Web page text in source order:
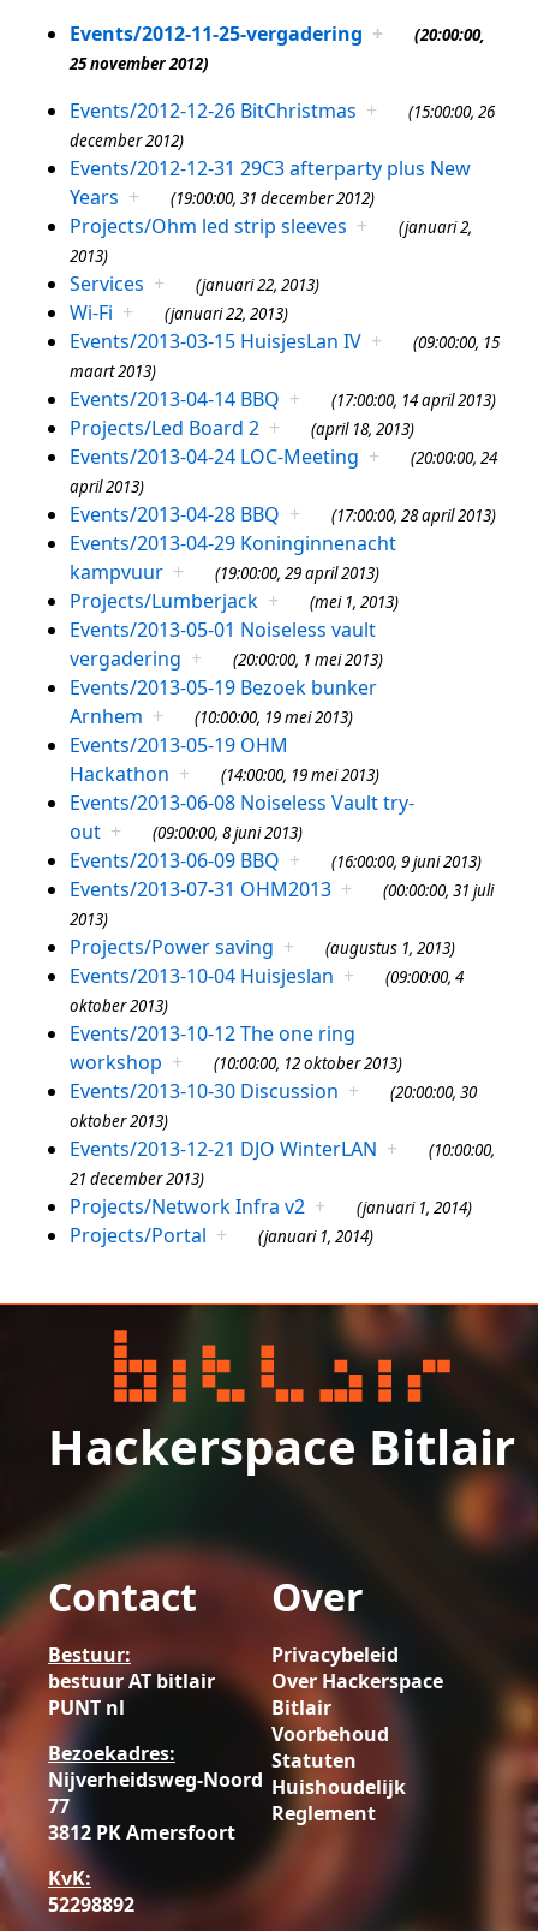
Events/2012-11-25-vergadering +
(20:00:00,
25 november 2012)
Events/2012-12-26 BitChristmas +
(15:00:00, 26
december 2012)
Events/2012-12-31 29C3 afterparty plus New
Years + (19:00:00, 31 december 2012)
Projects/Ohm led strip sleeves +
(januari 2,
2013)
Services + (januari 22, 2013)
Wi-Fi + (januari 22, 2013)
Events/2013-03-15 HuisjesLan IV +
(09:00:00, 15
maart 2013)
Events/2013-04-14 BBQ + (17:00:00, 14 april 2013)
Projects/Led Board 2 + (april 18, 2013)
Events/2013-04-24 LOC-Meeting +
(20:00:00, 24
april 2013)
Events/2013-04-28 BBQ + (17:00:00, 28 april 2013)
Events/2013-04-29 Koninginnenacht
kampvuur + (19:00:00, 29 april 2013)
Projects/Lumberjack + (mei 1, 2013)
Events/2013-05-01 Noiseless vault
vergadering + (20:00:00, 1 mei 2013)
Events/2013-05-19 Bezoek bunker
Arnhem + (10:00:00, 19 mei 2013)
Events/2013-05-19 OHM
Hackathon + (14:00:00, 19 mei 2013)
Events/2013-06-08 Noiseless Vault try-
out + (09:00:00, 8 juni 2013)
Events/2013-06-09 BBQ + (16:00:00, 9 juni 2013)
Events/2013-07-31 OHM2013 +
(00:00:00, 31 juli
2013)
Projects/Power saving + (augustus 1, 2013)
Events/2013-10-04 Huisjeslan +
(09:00:00, 4
oktober 2013)
Events/2013-10-12 The one ring
workshop + (10:00:00, 12 oktober 2013)
Events/2013-10-30 Discussion +
(20:00:00, 30
oktober 2013)
Events/2013-12-21 DJO WinterLAN +
(10:00:00,
21 december 2013)
Projects/Network Infra v2 + (januari 1, 2014)
Projects/Portal + (januari 1, 2014)
Hackerspace Bitlair
Contact
Bestuur:
bestuur AT bitlair
PUNT nl
Bezoekadres:
Nijverheidsweg-Noord
77
3812 PK Amersfoort
KvK:
52298892
Over
Privacybeleid
Over Hackerspace
Bitlair
Voorbehoud
Statuten
Huishoudelijk
Reglement